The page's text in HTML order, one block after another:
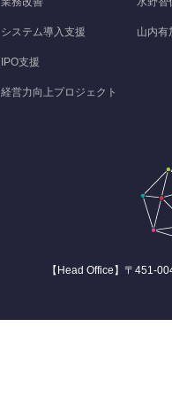
システム導入支援
IPO支援
経営力向上プロジェクト
山内有
【Head Office】〒451-